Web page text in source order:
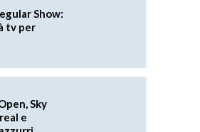
Show:
tv per
Sky
e